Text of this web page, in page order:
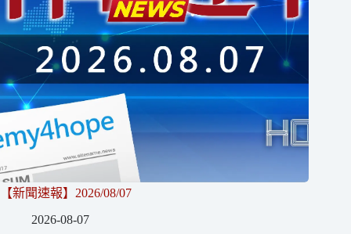
【新聞速報】2026/08/07
2026-08-07